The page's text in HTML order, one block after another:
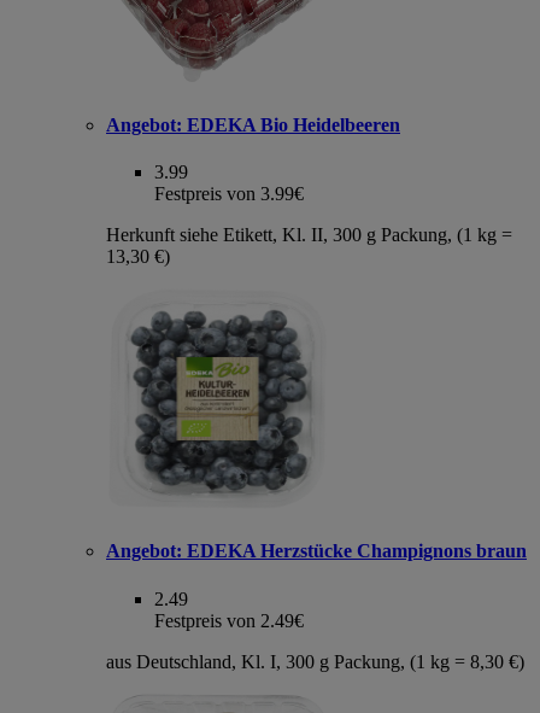
Angebot: EDEKA Bio Heidelbeeren
3.99
Festpreis von 3.99€
Herkunft siehe Etikett, Kl. II, 300 g Packung, (1 kg =
13,30 €)
Angebot: EDEKA Herzstücke Champignons braun
2.49
Festpreis von 2.49€
aus Deutschland, Kl. I, 300 g Packung, (1 kg = 8,30 €)